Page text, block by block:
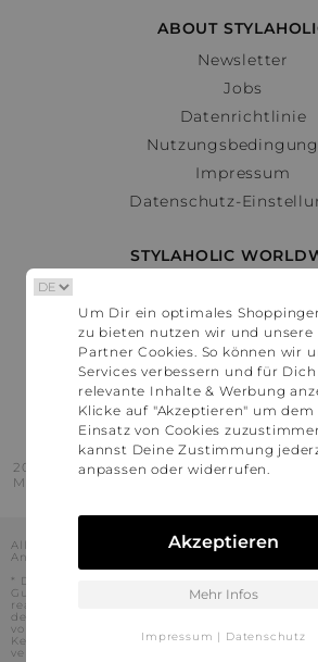
ABOUT
Newsletter
Jobs
Datenrichtlinie
Impressum
Datenschutz-
STYLAHOLIC
Österreich
Schweiz
France
United States
2016 - 2026 © Stylaholic.
Made for you with love in munich.
Alle Preise inkl. der jeweils geltenden
Angaben ohne Gewähr.
* Die angezeigten Preise beinhalten Rabatte,
Gutschein-Codes auf den Seiten unserer
realisiert werden können. Stylaholic führt
der Gutschein-Codes durch und es kann daher
vorkommen, dass die Gutscheine abweichend
Kenntnisstand bei dem jeweiligen Shop nicht
verwendet werden können. Darüber hinaus
Um Dir ein optimales
zu bieten nutzen wir und unsere
Partner Cookies. So können wir
Services verbessern und für Dich
relevante Inhalte & Werbung
Klicke auf "Akzeptieren" um dem
Einsatz von Cookies
kannst Deine Zustimmung
anpassen oder widerrufen.
Akzeptieren
Mehr Infos
Impressum | Datenschutz